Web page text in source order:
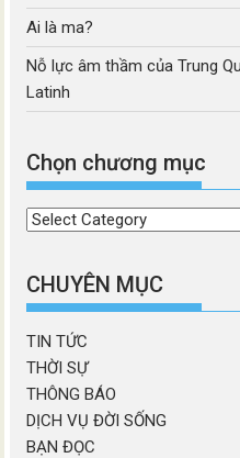
Ai là ma?
Nỗ lực âm thầm của Trung
Latinh
Chọn chương mục
Chọn
mục
CHUYÊN MỤC
TIN TỨC
THỜI SỰ
THÔNG BÁO
DỊCH VỤ ĐỜI SỐNG
BẠN ĐỌC